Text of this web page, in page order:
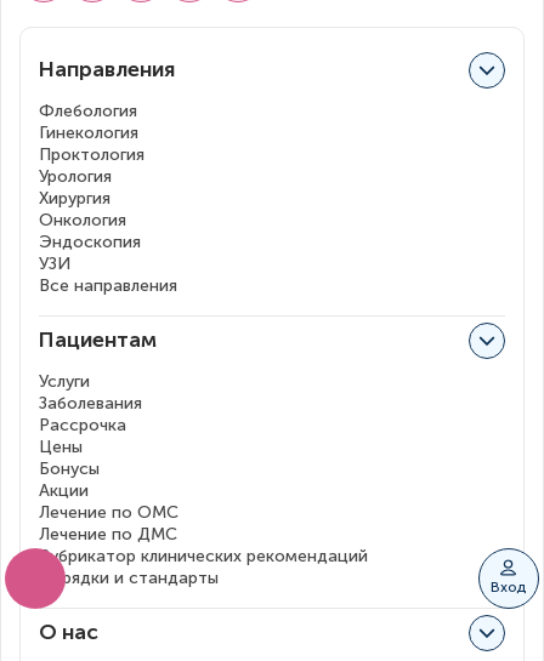
Вход
Направления
Флебология
Гинекология
Проктология
Урология
Хирургия
Онкология
Эндоскопия
УЗИ
Все направления
Пациентам
Услуги
Заболевания
Рассрочка
Цены
Бонусы
Акции
Лечение по ОМС
Лечение по ДМС
Рубрикатор клинических рекомендаций
Порядки и стандарты
О нас